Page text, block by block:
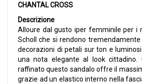
CHANTAL CROSS
Descrizione
Alloure dal gusto iper femminile per i
Scholl che si rendono
decorazioni di petali sur ton e
una nota elegante al look cittadino.
raffinato questo sandalo offre il
grazie ad un elastico interno nella